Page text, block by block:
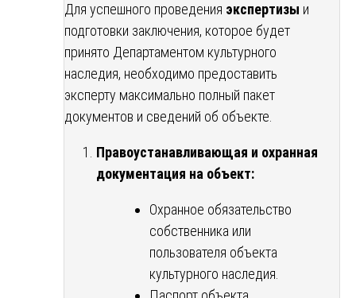
Для успешного проведения экспертизы и
подготовки заключения, которое будет
принято Департаментом культурного
наследия, необходимо предоставить
эксперту максимально полный пакет
документов и сведений об объекте.
Правоустанавливающая и охранная
документация на объект:
Охранное обязательство
собственника или
пользователя объекта
культурного наследия.